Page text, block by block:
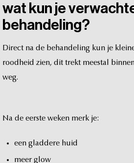
wat kun je
behandeling?
Direct na de behandeling kun je
roodheid zien, dit trekt meestal
weg.
Na de eerste weken merk je:
een gladdere huid
meer glow